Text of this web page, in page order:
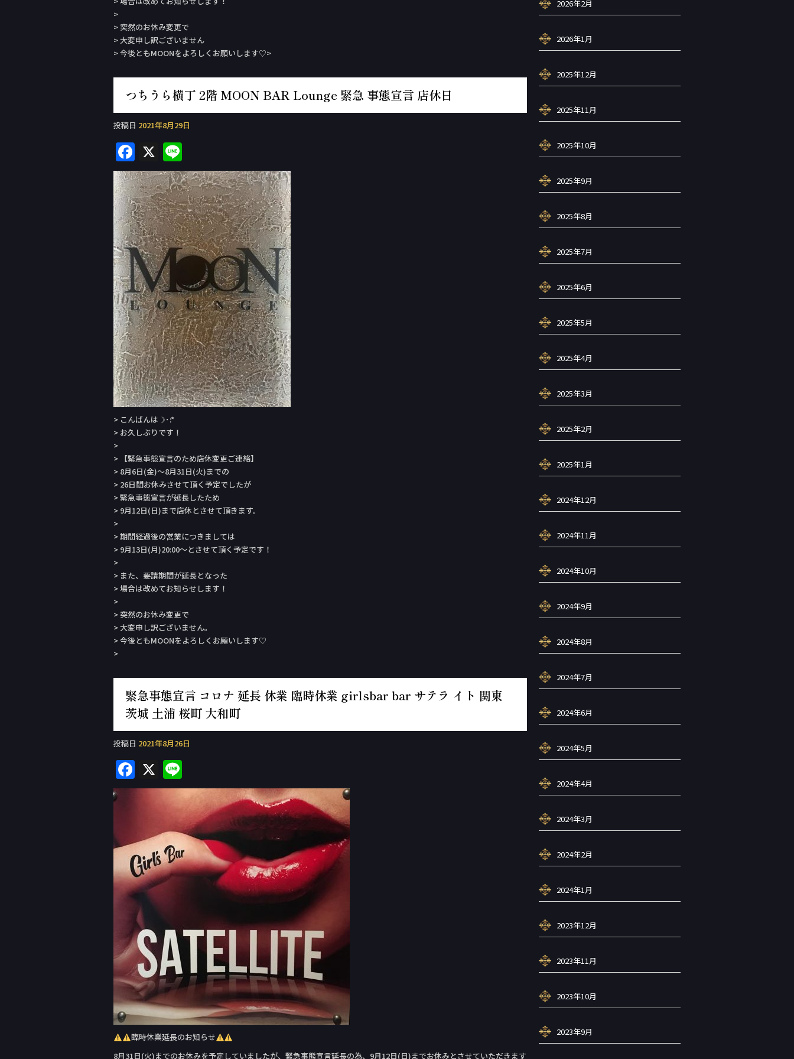
>
> 突然のお休み変更で
> 大変申し訳ございません
> 今後ともMOONをよろしくお願いします♡>
つちうら横丁 2階 MOON BAR Lounge 緊急 事態宣言 店休日
投稿日 2021年8月29日
F
a
c
e
b
o
o
k
X
n
e
> こんばんは☽･:*
> お久しぶりです！
>
> 【緊急事態宣言のため店休変更ご連絡】
> 8月6日(金)〜8月31日(火)までの
> 26日間お休みさせて頂く予定でしたが
> 緊急事態宣言が延長したため
> 9月12日(日)まで店休とさせて頂きます。
>
> 期間経過後の営業につきましては
> 9月13日(月)20:00〜とさせて頂く予定です！
>
> また、要請期間が延長となった
> 場合は改めてお知らせします！
>
> 突然のお休み変更で
> 大変申し訳ございません。
> 今後ともMOONをよろしくお願いします♡
>
緊急事態宣言 コロナ 延長 休業 臨時休業 girlsbar bar サテラ イト 関東
茨城 土浦 桜町 大和町
投稿日 2021年8月26日
F
a
b
o
o
k
X
n
e
臨時休業延長のお知らせ
8月31日(火)までのお休みを予定していましたが、緊急事態宣言延長の為、9月12日(日)までお休みとさせていただきます‪
2026年2月
2026年1月
2025年12月
2025年11月
2025年10月
2025年9月
2025年8月
2025年7月
2025年6月
2025年5月
2025年4月
2025年3月
2025年2月
2025年1月
2024年12月
2024年11月
2024年10月
2024年9月
2024年8月
2024年7月
2024年6月
2024年5月
2024年4月
2024年3月
2024年2月
2024年1月
2023年12月
2023年11月
2023年10月
2023年9月